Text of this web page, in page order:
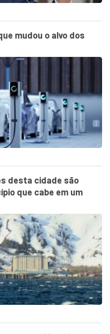
mudou o alvo dos
desta cidade são
que cabe em um